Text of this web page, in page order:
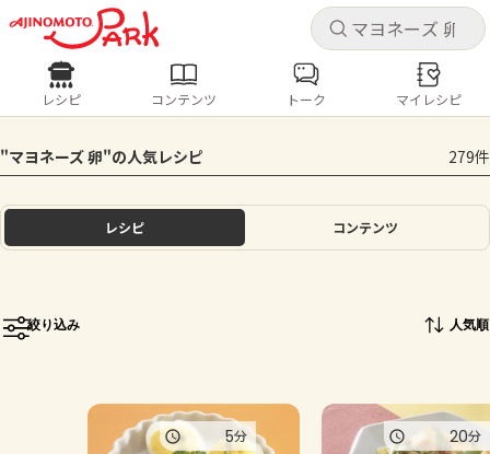
キャ
ログインするとレシピを保存できます
ログイン
ホーム
トーク
キャ
レシピ コンテンツ
人気の食材・レシピ
きゅうり なす トマト とうもろこし
ピーマン
レシピ コンテンツ トーク マイレシピ
"マヨネーズ 卵"の人気レシピ 279件
レシピ コンテンツ
絞り込み 人気順
5分 20分